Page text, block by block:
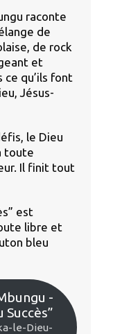
raconte
de
de rock
et
ce qu’ils font
Jésus-
le Dieu
toute
Il finit tout
est
libre et
bleu
-
Succès”
le-Dieu-